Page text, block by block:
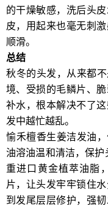
的干燥敏感，洗后头
皮，用起来也毫无刺
顺滑。
总结
秋冬的头发，从来都
境、受损的毛鳞片、
补水，根本解决不了
发中越忙越乱。
愉禾檀香生姜洁发油
油溶油温和清洁，保
重进口黄金植萃油脂
片，让头发牢牢锁住
到发尾层层修护，强